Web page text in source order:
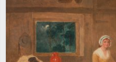
impresjonizm, fala Hokusaia, akt.